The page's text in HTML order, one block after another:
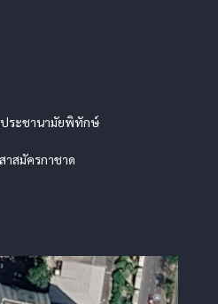
ประชานามัยพิทักษ์
าสมัครกาชาด